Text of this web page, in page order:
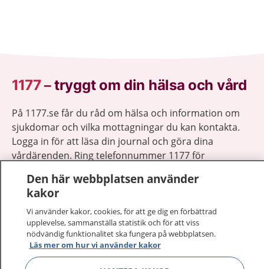
1177–tryggt om din hälsa och vård
På 1177.se får du råd om hälsa och information om
sjukdomar och vilka mottagningar du kan kontakta.
Logga in för att läsa din journal och göra dina
vårdärenden. Ring telefonnummer 1177 för
1177 ger dig råd när du vill må bättre.
1177 på flera språk Visa
Den här webbplatsen använder
kakor
Vi använder kakor, cookies, för att ge dig en förbättrad
upplevelse, sammanställa statistik och för att viss
nödvändig funktionalitet ska fungera på webbplatsen.
Läs mer om hur vi använder kakor